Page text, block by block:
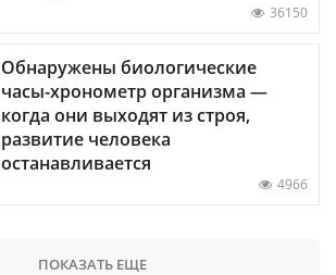
36150
Обнаружены биологические
часы-хронометр организма —
когда они выходят из строя,
развитие человека
останавливается
4966
ПОКАЗАТЬ ЕЩЕ